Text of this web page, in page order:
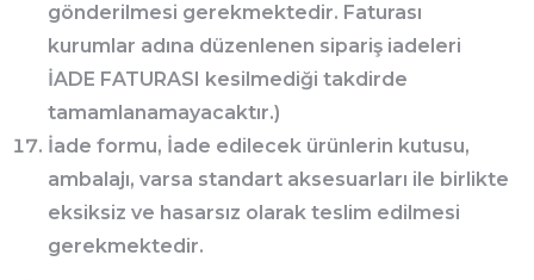
gönderilmesi gerekmektedir. Faturası
kurumlar adına düzenlenen sipariş iadeleri
İADE FATURASI kesilmediği takdirde
tamamlanamayacaktır.)
İade formu, İade edilecek ürünlerin kutusu,
ambalajı, varsa standart aksesuarları ile birlikte
eksiksiz ve hasarsız olarak teslim edilmesi
gerekmektedir.